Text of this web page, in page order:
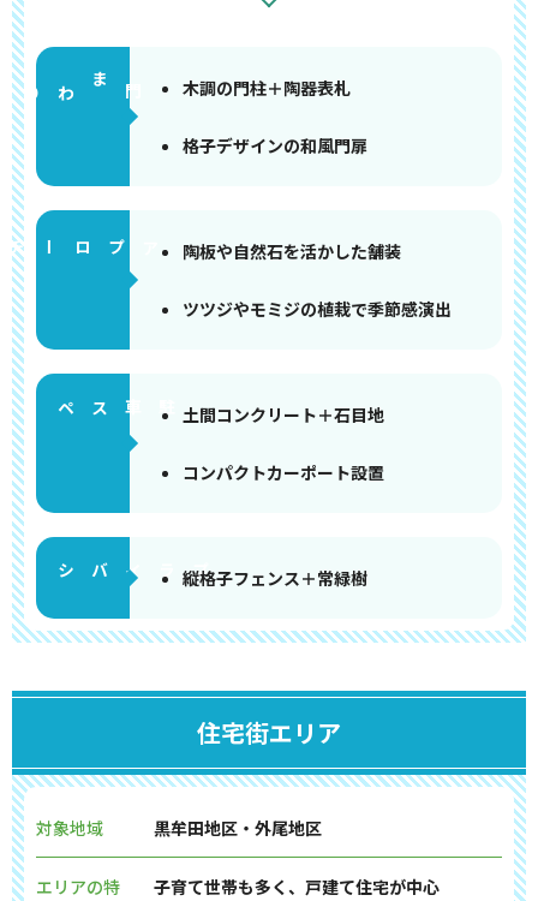
門まわり 木調の門柱＋陶器表札
格子デザインの和風門扉
アプローチ 陶板や自然石を活かした舗装
ツツジやモミジの植栽で季節感演出
土間コンクリート＋石目地
コンパクトカーポート設置
縦格子フェンス＋常緑樹
住宅街エリア
対象地域 黒牟田地区・外尾地区
エリアの特
子育て世帯も多く、戸建て住宅が中心